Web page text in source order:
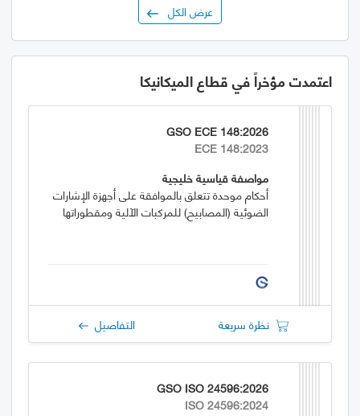
عرض الكل
اعتمدت مؤخراً في قطاع الميكانيكا
GSO ECE 148:2026
ECE 148:2023
مواصفة قياسية خليجية
أحكام موحدة تتعلق بالموافقة على أجهزة الإشارات
الضوئية (المصابيح) للمركبات الآلية ومقطوراتها
نظرة سريعة التفاصيل
GSO ISO 24596:2026
ISO 24596:2024